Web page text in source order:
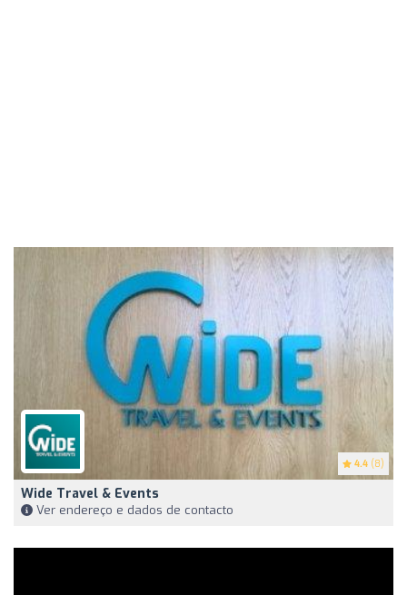
4.4 (8)
Wide Travel & Events
Ver endereço e dados de contacto